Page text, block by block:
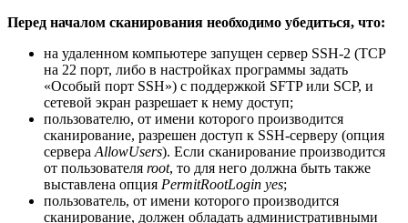
Перед началом сканирования необходимо убедиться, что:
на удаленном компьютере запущен сервер SSH-2 (TCP
на 22 порт, либо в настройках программы задать
«Особый порт SSH») с поддержкой SFTP или SCP, и
сетевой экран разрешает к нему доступ;
пользователю, от имени которого производится
сканирование, разрешен доступ к SSH-серверу (опция
сервера AllowUsers). Если сканирование производится
от пользователя root, то для него должна быть также
выставлена опция PermitRootLogin yes;
пользователь, от имени которого производится
сканирование, должен обладать административными